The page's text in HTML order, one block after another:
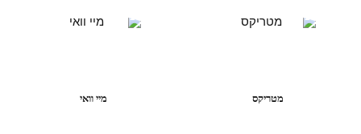
מטריקס מיי וואי